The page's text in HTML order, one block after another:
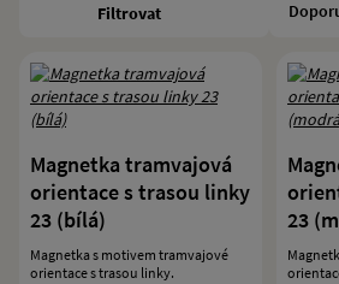
Filtrovat
Magnetka tramvajová
orientace s trasou linky
23 (bílá)
Magnetka s motivem tramvajové
orientace s trasou linky.
23